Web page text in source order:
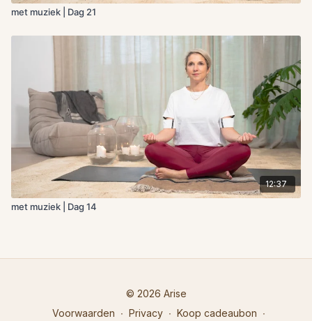
met muziek | Dag 21
12:37
met muziek | Dag 14
© 2026 Arise
Voorwaarden ∙ Privacy ∙ Koop cadeaubon ∙